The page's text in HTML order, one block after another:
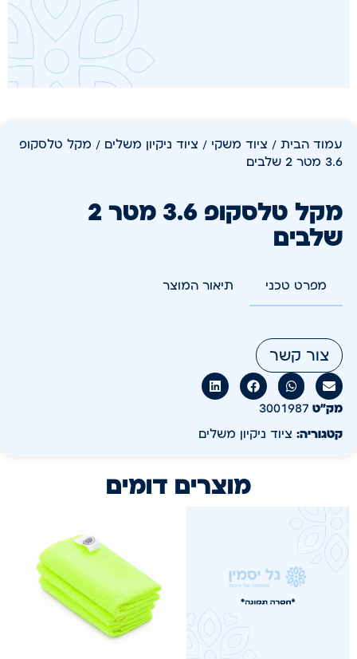
עמוד הבית / ציוד משקי / ציוד ניקיון משלים / מקל טלסקופ
3.6 מטר 2 שלבים
מקל טלסקופ 3.6 מטר 2
שלבים
מפרט טכני תיאור המוצר
צור קשר
מק״ט 3001987
קטגוריה: ציוד ניקיון משלים
מוצרים דומים